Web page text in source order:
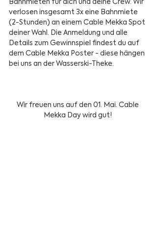
verlosen insgesamt 3x eine Bahnmiete
(2-Stunden) an einem Cable Mekka Spot
deiner Wahl. Die Anmeldung und alle
Details zum Gewinnspiel findest du auf
dem Cable Mekka Poster - diese hängen
bei uns an der Wasserski-Theke.
Wir freuen uns auf den 01. Mai. Cable
Mekka Day wird gut!